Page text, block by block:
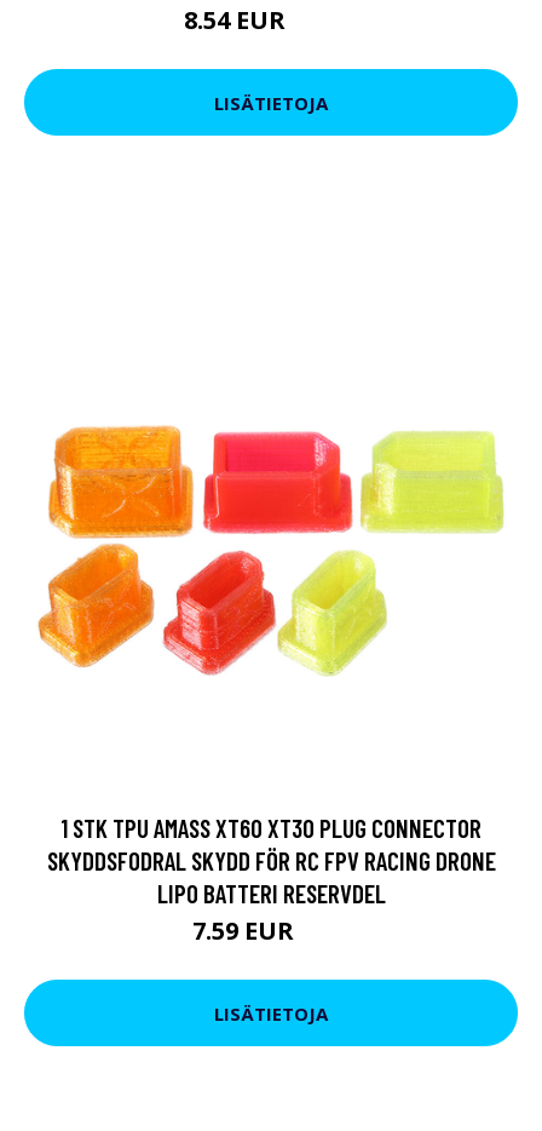
8.54 EUR
LISÄTIETOJA
1 STK TPU AMASS XT60 XT30 PLUG CONNECTOR
SKYDDSFODRAL SKYDD FÖR RC FPV RACING DRONE
LIPO BATTERI RESERVDEL
7.59 EUR
LISÄTIETOJA